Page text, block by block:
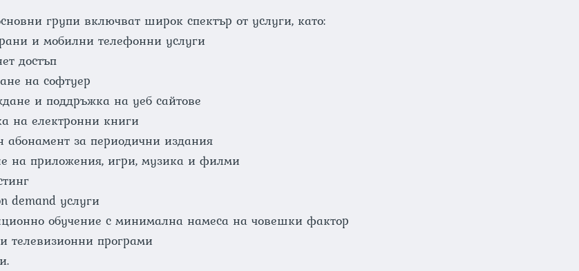
групи включват широк спектър от услуги, като:
и мобилни телефонни услуги
достъп
на софтуер
и поддръжка на уеб сайтове
на електронни книги
абонамент за периодични издания
на приложения, игри, музика и филми
demand услуги
обучение с минимална намеса на човешки фактор
телевизионни програми